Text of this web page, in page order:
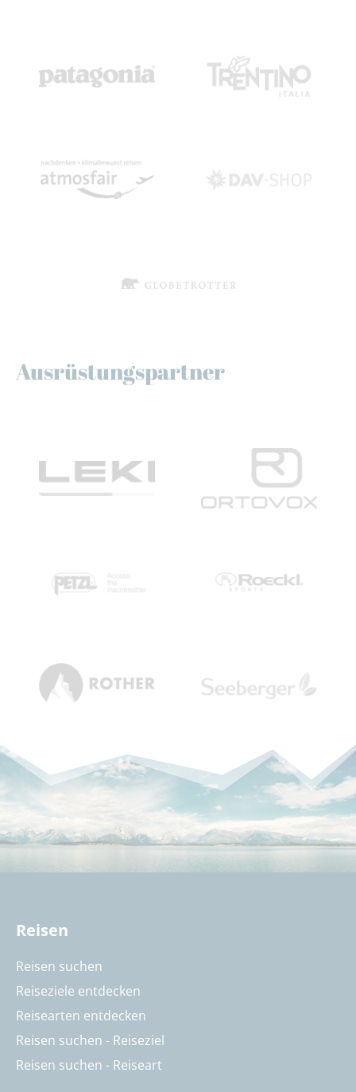
Ausrüstungspartner
Reisen
Reisen suchen
Reiseziele entdecken
Reisearten entdecken
Reisen suchen - Reiseziel
Reisen suchen - Reiseart